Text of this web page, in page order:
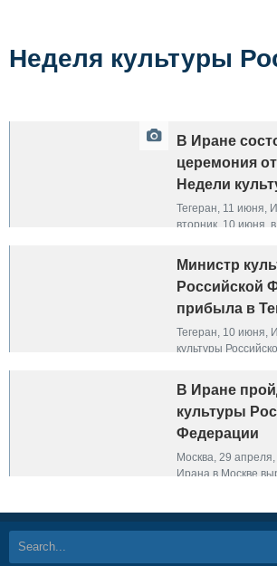
Неделя культуры
В Иране
церемония
Недели
Тегеран, 11 июня,
вторник, 10 июня,
открытия Недели
Иране. На
министр культуры
ориентации
Федерации Ольга
Министр
Российской
прибыла в
Тегеран, 10 июня,
культуры
участия в Неделе
Иране.
В Иране
культуры
Федерации
Москва, 29
Ирана в Москве
Недели русской